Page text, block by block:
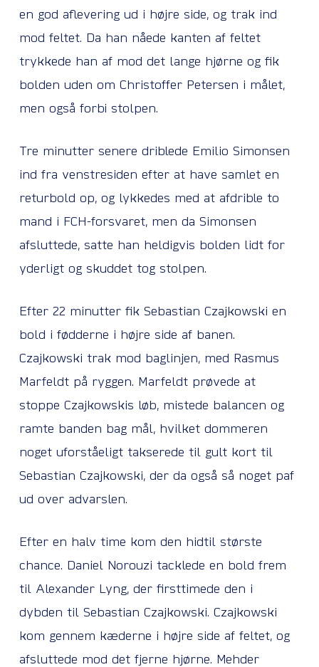
en god aflevering ud i højre side, og trak ind
mod feltet. Da han nåede kanten af feltet
trykkede han af mod det lange hjørne og fik
bolden uden om Christoffer Petersen i målet,
men også forbi stolpen.
Tre minutter senere driblede Emilio Simonsen
ind fra venstresiden efter at have samlet en
returbold op, og lykkedes med at afdrible to
mand i FCH-forsvaret, men da Simonsen
afsluttede, satte han heldigvis bolden lidt for
yderligt og skuddet tog stolpen.
Efter 22 minutter fik Sebastian Czajkowski en
bold i fødderne i højre side af banen.
Czajkowski trak mod baglinjen, med Rasmus
Marfeldt på ryggen. Marfeldt prøvede at
stoppe Czajkowskis løb, mistede balancen og
ramte banden bag mål, hvilket dommeren
noget uforståeligt takserede til gult kort til
Sebastian Czajkowski, der da også så noget paf
ud over advarslen.
Efter en halv time kom den hidtil største
chance. Daniel Norouzi tacklede en bold frem
til Alexander Lyng, der firsttimede den i
dybden til Sebastian Czajkowski. Czajkowski
kom gennem kæderne i højre side af feltet, og
afsluttede mod det fjerne hjørne. Mehder